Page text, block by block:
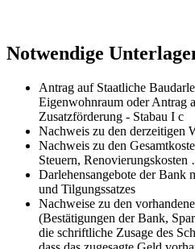
Notwendige
Antrag auf Staatliche
Eigenwohnraum oder Antrag
Zusatzförderung - Stabau I c
Nachweis zu den derzeitigen
Nachweis zu den
Steuern,
Darlehensangebote der Bank
und Tilgungssatzes
Nachweise zu den
(Bestätigungen der Bank,
die schriftliche Zusage des